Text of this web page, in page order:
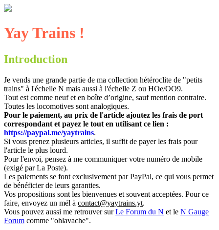
Yay Trains !
Introduction
Je vends une grande partie de ma collection hétéroclite de "petits
trains" à l'échelle N mais aussi à l'échelle Z ou HOe/OO9.
Tout est comme neuf et en boîte d’origine, sauf mention contraire.
Toutes les locomotives sont analogiques.
Pour le paiement, au prix de l'article ajoutez les frais de port
correspondant et payez le tout en utilisant ce lien :
https://paypal.me/yaytrains.
Si vous prenez plusieurs articles, il suffit de payer les frais pour
l'article le plus lourd.
Pour l'envoi, pensez à me communiquer votre numéro de mobile
(exigé par La Poste).
Les paiements se font exclusivement par PayPal, ce qui vous permet
de bénéficier de leurs garanties.
Vos propositions sont les bienvenues et souvent acceptées. Pour ce
faire, envoyez un mél à contact@yaytrains.yt.
Vous pouvez aussi me retrouver surLe Forum du N et le N Gauge
Forum comme "ohlavache".